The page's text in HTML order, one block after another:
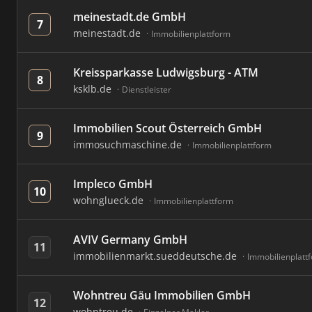
7 meinestadt.de GmbH
meinestadt.de Immobilienplattform
8 Kreissparkasse Ludwigsburg - ATM
ksklb.de Dienstleister
9 Immobilien Scout Österreich GmbH
immosuchmaschine.de Immobilienplattform
10 Impleco GmbH
wohnglueck.de Immobilienplattform
11 AVIV Germany GmbH
immobilienmarkt.sueddeutsche.de
12 Wohntreu Gäu Immobilien GmbH